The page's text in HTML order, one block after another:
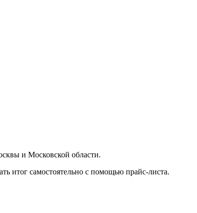
и Московской области.
итог самостоятельно с помощью прайс-листа.